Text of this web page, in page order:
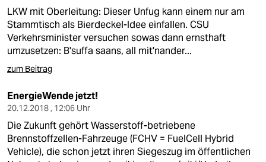
LKW mit Oberleitung: Dieser Unfug kann einem nur am
Stammtisch als Bierdeckel-Idee einfallen. CSU
Verkehrsminister versuchen sowas dann ernsthaft
umzusetzen: B'suffa saans, all mit'nander...
zum Beitrag
EnergieWende jetzt!
20.12.2018 , 12:06 Uhr
Die Zukunft gehört Wasserstoff-betriebene
Brennstoffzellen-Fahrzeuge (FCHV = FuelCell Hybrid
Vehicle), die schon jetzt ihren Siegeszug im öffentlichen